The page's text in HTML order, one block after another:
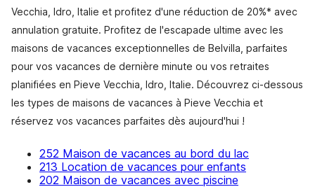
Vecchia, Idro, Italie et profitez d'une réduction de 20%* avec
annulation gratuite. Profitez de l'escapade ultime avec les
maisons de vacances exceptionnelles de Belvilla, parfaites
pour vos vacances de dernière minute ou vos retraites
planifiées en Pieve Vecchia, Idro, Italie. Découvrez ci-dessous
les types de maisons de vacances à Pieve Vecchia et
réservez vos vacances parfaites dès aujourd'hui !
252 Maison de vacances au bord du lac
213 Location de vacances pour enfants
202 Maison de vacances avec piscine